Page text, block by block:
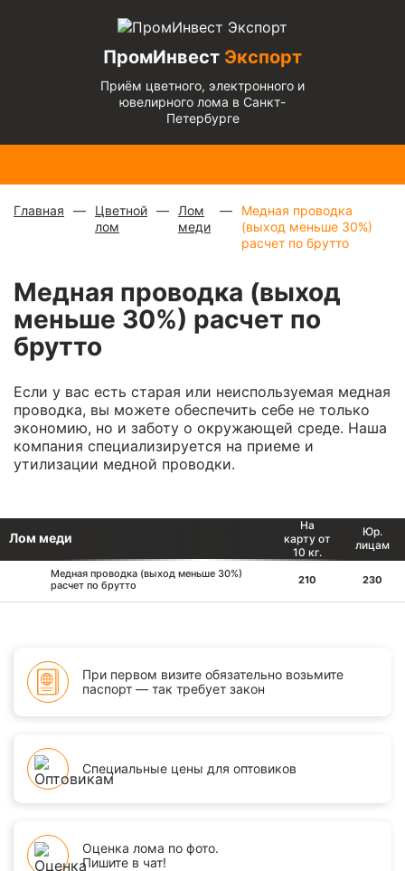
ПромИнвест Экспорт
Приём цветного, электронного и
ювелирного лома в Санкт-
Петербурге
Медь
кг
Радиаторы
310 ₽/кг
Медный
кг
Алюминиевый
₽/кг
Главная
Цветной
лом
Лом
меди
Медная проводка
(выход меньше 30%)
расчет по брутто
Медная проводка (выход
меньше 30%) расчет по
брутто
Если у вас есть старая или неиспользуемая медная
проводка, вы можете обеспечить себе не только
экономию, но и заботу о окружающей среде. Наша
компания специализируется на приеме и
утилизации медной проводки.
Лом меди
На
карту от
10 кг.
Юр.
лицам
Медная проводка (выход меньше 30%)
расчет по брутто
210 230
При первом визите обязательно возьмите
паспорт — так требует закон
Специальные цены для оптовиков
Оценка лома по фото.
Пишите в чат!